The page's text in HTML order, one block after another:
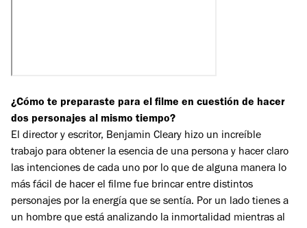
¿Cómo te preparaste para el filme en cuestión de hacer
dos personajes al mismo tiempo?
El director y escritor, Benjamin Cleary hizo un increíble
trabajo para obtener la esencia de una persona y hacer claro
las intenciones de cada uno por lo que de alguna manera lo
más fácil de hacer el filme fue brincar entre distintos
personajes por la energía que se sentía. Por un lado tienes a
un hombre que está analizando la inmortalidad mientras al